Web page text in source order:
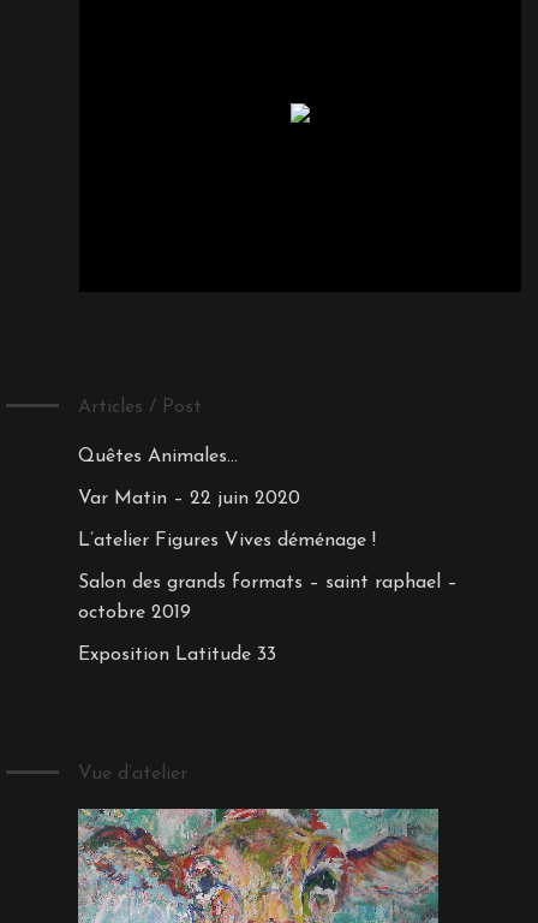
Articles / Post
Quêtes Animales…
Var Matin – 22 juin 2020
L’atelier Figures Vives déménage !
Salon des grands formats – saint raphael –
octobre 2019
Exposition Latitude 33
Vue d’atelier